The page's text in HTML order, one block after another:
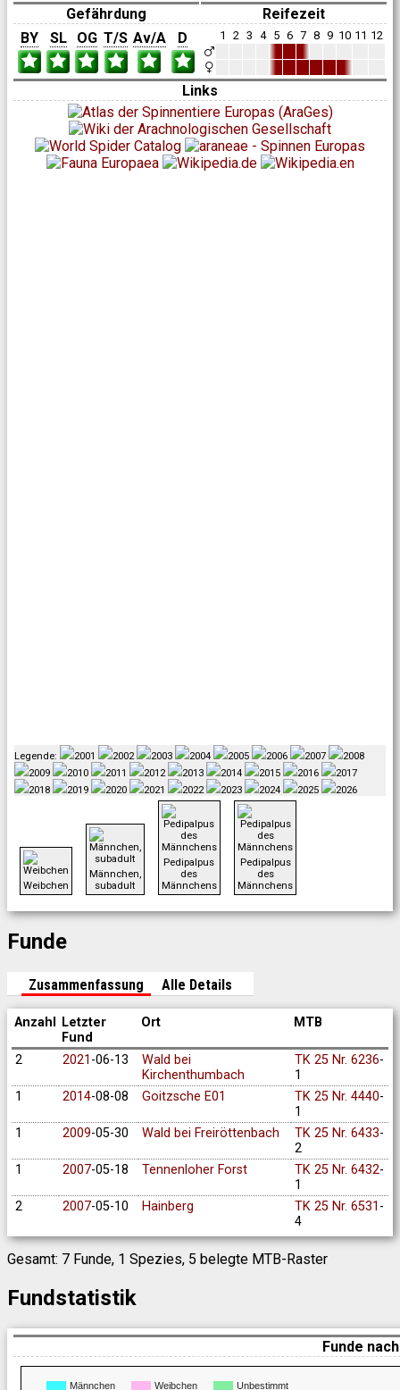
Gefährdung
Reifezeit
BY
SL OG T/S Av/A D 1 2 3 4 5 6 7 8 9 10 11 12
Links
Legende: 2001 2002 2003 2004 2005 2006 2007
2008
2009
2010 2011 2012 2013 2014 2015 2016
2017
2018
2019 2020 2021 2022 2023 2024 2025 2026
Weibchen
Männchen,
subadult
Pedipalpus
des
Männchens
Pedipalpus
des
Männchens
Funde
Zusammenfassung Alle Details
Anzahl
Letzter
Fund
Ort MTB
2 2021 -06-13
Wald bei
Kirchenthumbach
TK 25 Nr. 6236-
1
1
2014-08-08 Goitzsche E01 TK 25 Nr. 4440-
1
1
2009-05-30 Wald bei Freiröttenbach TK 25 Nr. 6433-
2
1
2007-05-18 Tennenloher Forst TK 25 Nr. 6432-
1
2
2007-05-10 Hainberg TK 25 Nr. 6531 -
4
Gesamt: 7 Funde, 1 Spezies, 5 belegte MTB-Raster
Fundstatistik
Funde
Männchen Weibchen Unbestimmt